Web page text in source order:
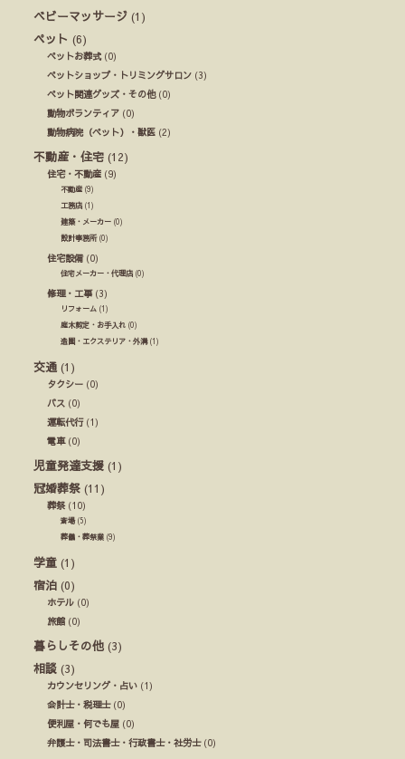
ベビーマッサージ (1)
ペット (6)
ペットお葬式(0)
ペットショップ・トリミングサロン (3)
ペット関連グッズ・その他(0)
動物ボランティア (0)
動物病院（ペット）・獣医 (2)
不動産・住宅 (12)
住宅・不動産 (9)
不動産 (9)
工務店 (1)
建築・メーカー (0)
設計事務所(0)
住宅設備(0)
住宅メーカー・代理店 (0)
修理・工事(3)
リフォーム (1)
庭木剪定・お手入れ (0)
造園・エクステリア・外溝(1)
交通 (1)
タクシー (0)
バス (0)
運転代行(1)
電車(0)
児童発達支援 (1)
冠婚葬祭 (11)
葬祭(10)
斎場(5)
葬儀・葬祭業 (9)
学童 (1)
宿泊 (0)
ホテル (0)
旅館 (0)
暮らしその他 (3)
相談 (3)
カウンセリング・占い (1)
会計士・税理士(0)
便利屋・何でも屋 (0)
弁護士・司法書士・行政書士・社労士(0)